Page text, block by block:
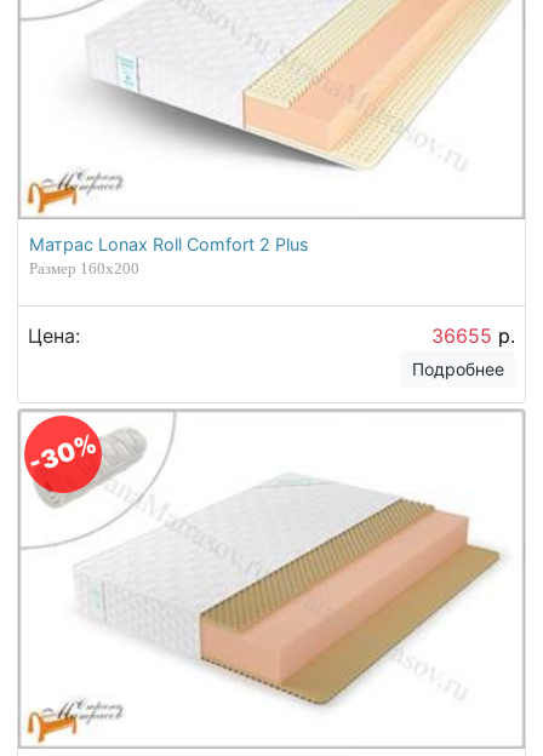
Матрас Lonax Roll Comfort 2 Plus
Размер 160х200
Цена: 36655 р.
Подробнее
-30%